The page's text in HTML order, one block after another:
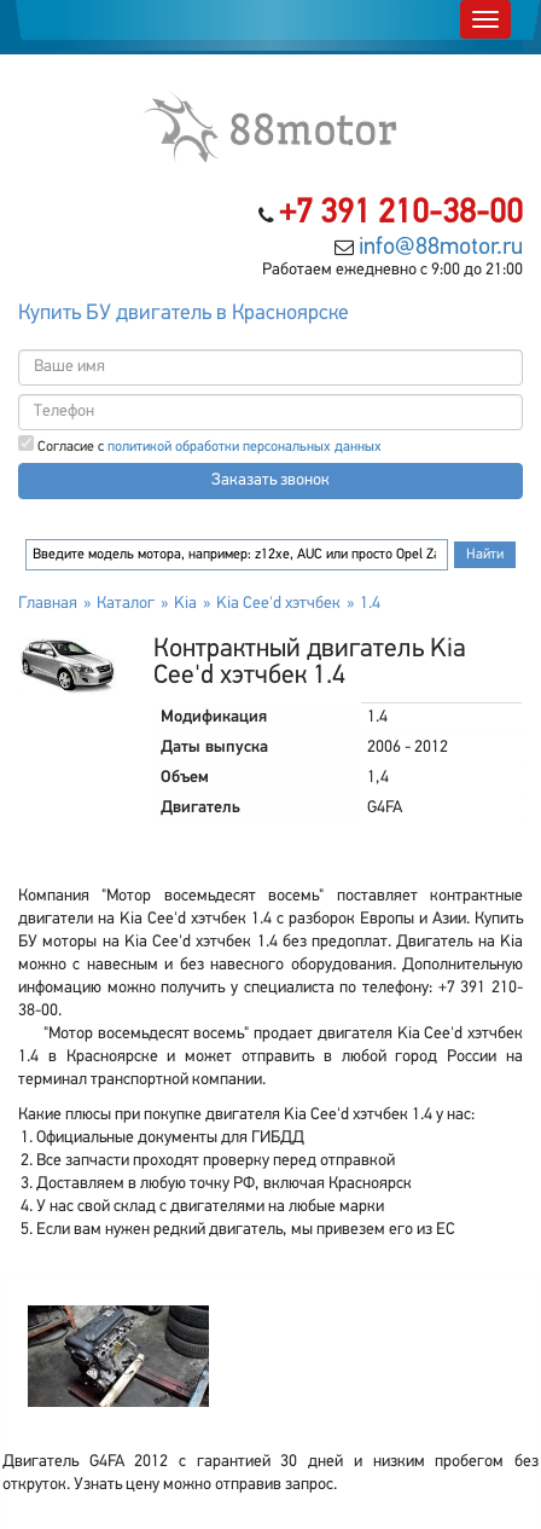
+7 391 210-38-00
info@88motor.ru
Работаем ежедневно с 9:00 до 21:00
Купить БУ двигатель в Красноярске
Согласие с политикой обработки персональных данных
Заказать звонок
Главная Каталог Kia Kia Cee'd хэтчбек 1.4
Контрактный двигатель Kia
Cee'd хэтчбек 1.4
Модификация
1.4
Даты выпуска
2006 - 2012
Объем
1,4
Двигатель
G4FA
Компания "Мотор восемьдесят восемь" поставляет контрактные
двигатели на Kia Cee'd хэтчбек 1.4 с разборок Европы и Азии. Купить
БУ моторы на Kia Cee'd хэтчбек 1.4 без предоплат. Двигатель на Kia
можно с навесным и без навесного оборудования. Дополнительную
инфомацию можно получить у специалиста по телефону: +7 391 210-
38-00.
"Мотор восемьдесят восемь" продает двигателя Kia Cee'd хэтчбек
1.4 в Красноярске и может отправить в любой город России на
терминал транспортной компании.
Какие плюсы при покупке двигателя Kia Cee'd хэтчбек 1.4 у нас:
Официальные документы для ГИБДД
Все запчасти проходят проверку перед отправкой
Доставляем в любую точку РФ, включая Красноярск
У нас свой склад с двигателями на любые марки
Если вам нужен редкий двигатель, мы привезем его из ЕС
Двигатель G4FA 2012 с гарантией 30 дней и низким пробегом без
откруток. Узнать цену можно отправив запрос.